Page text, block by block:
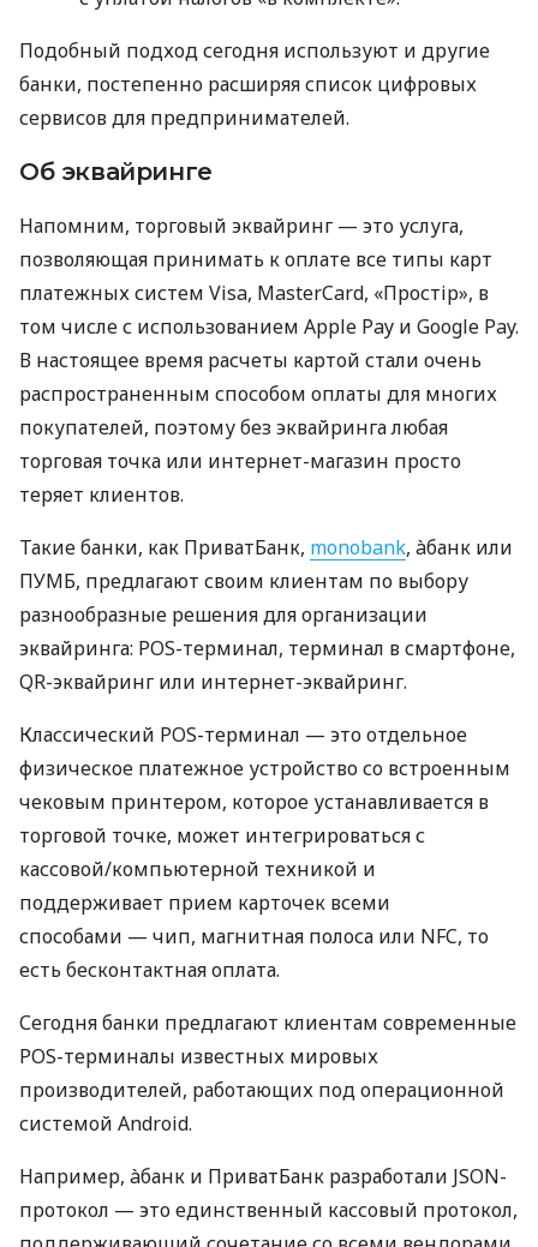
Подобный подход сегодня используют и другие
банки, постепенно расширяя список цифровых
сервисов для предпринимателей.
Об эквайринге
Напомним, торговый эквайринг — это услуга,
позволяющая принимать к оплате все типы карт
платежных систем Visa, MasterCard, «Простір», в
том числе с использованием Apple Pay и Google Pay.
В настоящее время расчеты картой стали очень
распространенным способом оплаты для многих
покупателей, поэтому без эквайринга любая
торговая точка или интернет-магазин просто
теряет клиентов.
Такие банки, как ПриватБанк, monobank, àбанк или
ПУМБ, предлагают своим клиентам по выбору
разнообразные решения для организации
эквайринга: POS-терминал, терминал в смартфоне,
QR-эквайринг или интернет-эквайринг.
Классический POS-терминал — это отдельное
физическое платежное устройство со встроенным
чековым принтером, которое устанавливается в
торговой точке, может интегрироваться с
кассовой/компьютерной техникой и
поддерживает прием карточек всеми
способами — чип, магнитная полоса или NFC, то
есть бесконтактная оплата.
Сегодня банки предлагают клиентам современные
POS-терминалы известных мировых
производителей, работающих под операционной
системой Android.
Например, àбанк и ПриватБанк разработали JSON-
протокол — это единственный кассовый протокол,